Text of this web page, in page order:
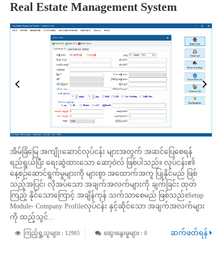
Real Estate Management System
အိမ်ခြံမြေ အကျိုးဆောင်လုပ်ငန်း များအတွက် အဆင်ပြေစေရန်
ရည်ရွယ်ပြီး ရေးဆွဲထားသော ဆော့ဝဲလ် ဖြစ်ပါသည်။ လုပ်ငန်း၏
နေ့စဉ်ဆောင်ရွက်မှုများကို များစွာ အထောက်အကူ ပြုနိုင်မည် ဖြစ်
သည့်အပြင်၊ လိုအပ်သော အချက်အလက်များကို ချက်ခြင်း ထုတ်
ကြည့် နိုင်သောကြောင့် အချိန်ကုန် သက်သာစေမည် ဖြစ်သည်။Setup
Module- Company Profileလုပ်ငန်း နှင့်ဆိုင်သော အချက်အလက်များ
ကို ထည့်သွင်...
ကြည့်ရှု့သူများ : 12905 ဆွေးနွေးမှုများ : 0 ဆက်ဖတ်ရန်